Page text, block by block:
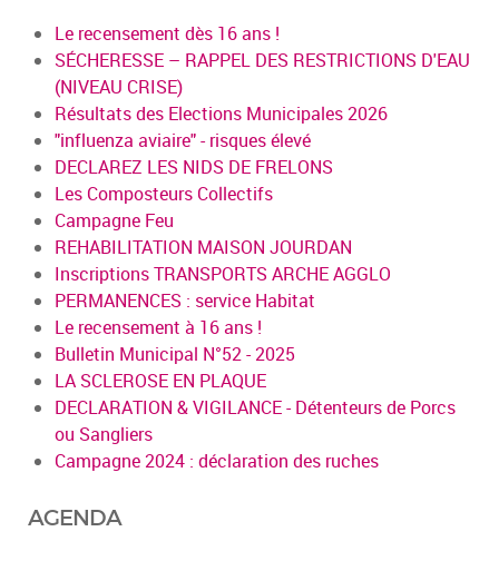
Le recensement dès 16 ans !
SÉCHERESSE – RAPPEL DES RESTRICTIONS D'EAU
(NIVEAU CRISE)
Résultats des Elections Municipales 2026
"influenza aviaire" - risques élevé
DECLAREZ LES NIDS DE FRELONS
Les Composteurs Collectifs
Campagne Feu
REHABILITATION MAISON JOURDAN
Inscriptions TRANSPORTS ARCHE AGGLO
PERMANENCES : service Habitat
Le recensement à 16 ans !
Bulletin Municipal N°52 - 2025
LA SCLEROSE EN PLAQUE
DECLARATION & VIGILANCE - Détenteurs de Porcs
ou Sangliers
Campagne 2024 : déclaration des ruches
AGENDA